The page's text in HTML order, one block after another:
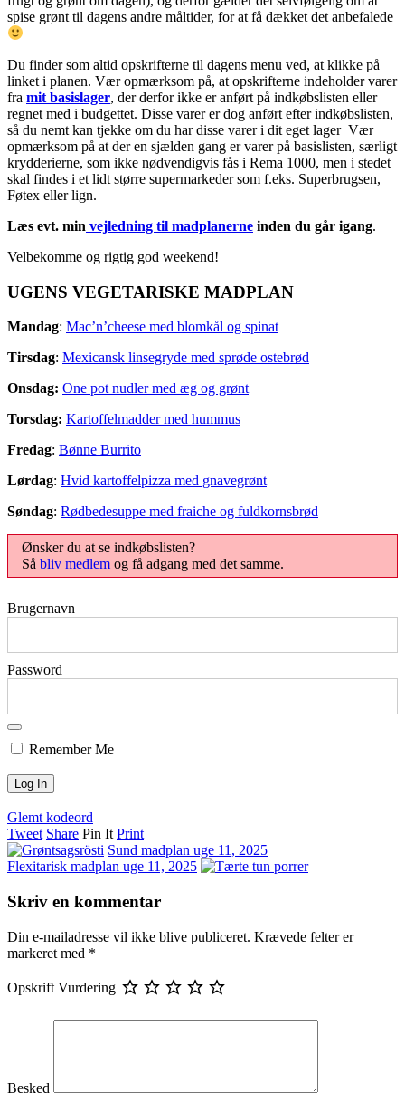
spise grønt til dagens andre måltider, for at få dækket det anbefalede
Du finder som altid opskrifterne til dagens menu ved, at klikke på
linket i planen. Vær opmærksom på, at opskrifterne indeholder varer
fra mit basislager, der derfor ikke er anført på indkøbslisten eller
regnet med i budgettet. Disse varer er dog anført efter indkøbslisten,
så du nemt kan tjekke om du har disse varer i dit eget lager Vær
opmærksom på at der en sjælden gang er varer på basislisten, særligt
krydderierne, som ikke nødvendigvis fås i Rema 1000, men i stedet
skal findes i et lidt større supermarkeder som f.eks. Superbrugsen,
Føtex eller lign.
Læs evt. min vejledning til madplanerne inden du går igang.
Velbekomme og rigtig god weekend!
UGENS VEGETARISKE MADPLAN
Mandag: Mac’n’cheese med blomkål og spinat
Tirsdag: Mexicansk linsegryde med sprøde ostebrød
Onsdag: One pot nudler med æg og grønt
Torsdag: Kartoffelmadder med hummus
Fredag: Bønne Burrito
Lørdag: Hvid kartoffelpizza med gnavegrønt
Søndag: Rødbedesuppe med fraiche og fuldkornsbrød
Ønsker du at se indkøbslisten?
Så bliv medlem og få adgang med det samme.
Brugernavn
Password
Remember Me
Glemt kodeord
Tweet Share Pin It Print
Sund madplan uge 11, 2025
Flexitarisk madplan uge 11, 2025
Skriv en kommentar
Din e-mailadresse vil ikke blive publiceret. Krævede felter er
markeret med *
Opskrift Vurdering
Besked